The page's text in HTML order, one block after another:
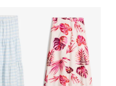
tasiemkowej
bawełny (2 szt.)